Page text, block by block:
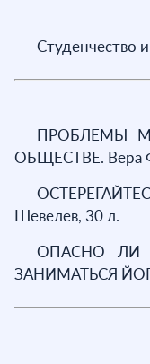
Студенчество
ПРОБЛЕМЫ
ОБЩЕСТВЕ. Вера
Шевелев, 30 л.
ОПАСНО ЛИ
ЗАНИМАТЬСЯ